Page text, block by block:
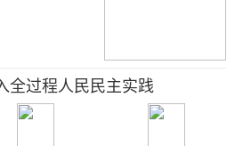
全过程人民民主实践